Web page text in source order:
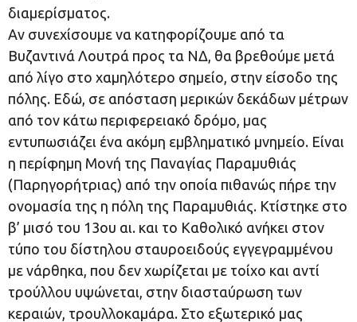
διαμερίσματος.
Αν συνεχίσουμε να κατηφορίζουμε από τα
Βυζαντινά Λουτρά προς τα ΝΔ, θα βρεθούμε μετά
από λίγο στο χαμηλότερο σημείο, στην είσοδο της
πόλης. Εδώ, σε απόσταση μερικών δεκάδων μέτρων
από τον κάτω περιφερειακό δρόμο, μας
εντυπωσιάζει ένα ακόμη εμβληματικό μνημείο. Είναι
η περίφημη Μονή της Παναγίας Παραμυθιάς
(Παρηγορήτριας) από την οποία πιθανώς πήρε την
ονομασία της η πόλη της Παραμυθιάς. Κτίστηκε στο
β’ μισό του 13ου αι. και το Καθολικό ανήκει στον
τύπο του δίστηλου σταυροειδούς εγγεγραμμένου
με νάρθηκα, που δεν χωρίζεται με τοίχο και αντί
τρούλλου υψώνεται, στην διασταύρωση των
κεραιών, τρουλλοκαμάρα. Στο εξωτερικό μας